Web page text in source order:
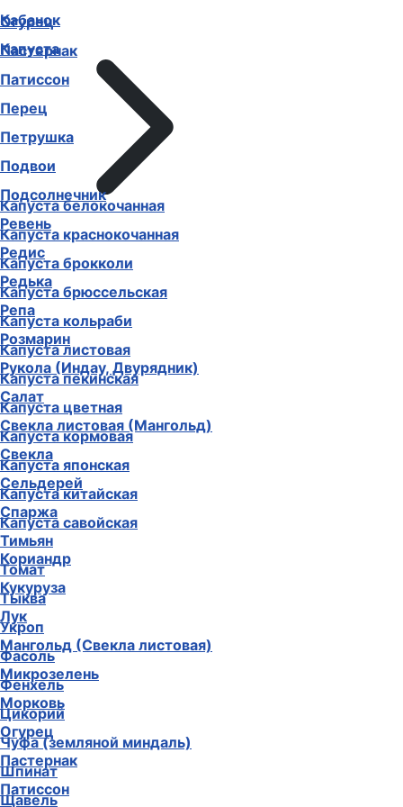
Кабачок
Капуста
Капуста белокочанная
Капуста краснокочанная
Капуста брокколи
Капуста брюссельская
Капуста кольраби
Капуста листовая
Капуста пекинская
Капуста цветная
Капуста кормовая
Капуста японская
Капуста китайская
Капуста савойская
Кориандр
Кукуруза
Лук
Мангольд (Свекла листовая)
Микрозелень
Морковь
Огурец
Пастернак
Патиссон
Огурец
Пастернак
Патиссон
Перец
Петрушка
Подвои
Подсолнечник
Ревень
Редис
Редька
Репа
Розмарин
Рукола (Индау, Двурядник)
Салат
Свекла листовая (Мангольд)
Свекла
Сельдерей
Спаржа
Тимьян
Томат
Тыква
Укроп
Фасоль
Фенхель
Цикорий
Чуфа (земляной миндаль)
Шпинат
Щавель